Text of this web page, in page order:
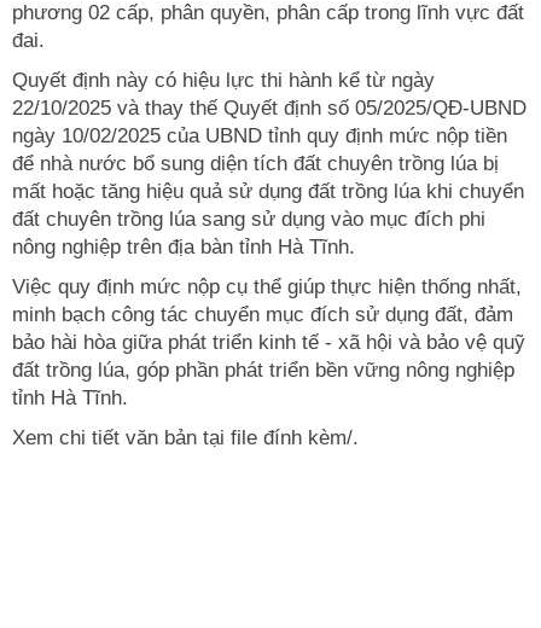
phương 02 cấp, phân quyền, phân cấp trong lĩnh vực đất
đai.
Quyết định này có hiệu lực thi hành kể từ ngày
22/10/2025 và thay thế Quyết định số 05/2025/QĐ-UBND
ngày 10/02/2025 của UBND tỉnh quy định mức nộp tiền
để nhà nước bổ sung diện tích đất chuyên trồng lúa bị
mất hoặc tăng hiệu quả sử dụng đất trồng lúa khi chuyển
đất chuyên trồng lúa sang sử dụng vào mục đích phi
nông nghiệp trên địa bàn tỉnh Hà Tĩnh.
Việc quy định mức nộp cụ thể giúp thực hiện thống nhất,
minh bạch công tác chuyển mục đích sử dụng đất, đảm
bảo hài hòa giữa phát triển kinh tế - xã hội và bảo vệ quỹ
đất trồng lúa, góp phần phát triển bền vững nông nghiệp
tỉnh Hà Tĩnh.
Xem chi tiết văn bản tại file đính kèm/.